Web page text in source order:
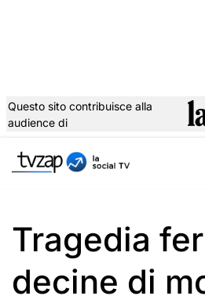
al
Questo sito contribuisce alla
audience di
Tragedia
decine di